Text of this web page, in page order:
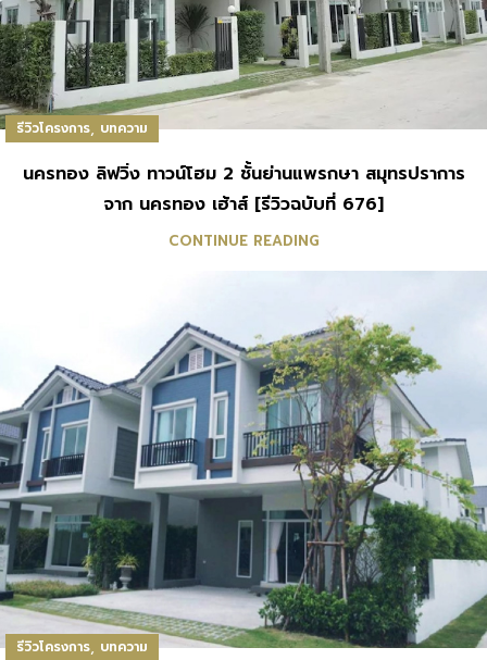
รีวิวโครงการ, บทความ
นครทอง ลิฟวิ่ง ทาวน์โฮม 2 ชั้นย่านแพรกษา สมุทรปราการ
จาก นครทอง เฮ้าส์ [รีวิวฉบับที่ 676]
CONTINUE READING
รีวิวโครงการ, บทความ